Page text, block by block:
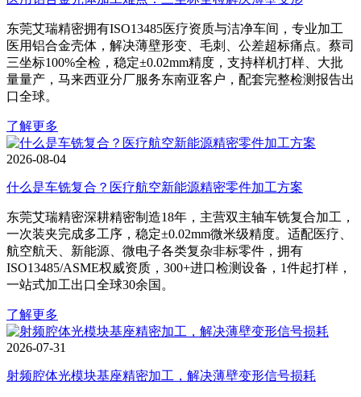
东莞艾瑞精密拥有ISO13485医疗资质与洁净车间，专业加工
医用铝合金壳体，解决薄壁形变、毛刺、公差超标痛点。蔡司
三坐标100%全检，稳定±0.02mm精度，支持样机打样、大批
量量产，马来西亚分厂服务东南亚客户，配套完整检测报告出
口全球。
了解更多
2026-08-04
什么是车铣复合？医疗航空新能源精密零件加工方案
东莞艾瑞精密深耕精密制造18年，主营双主轴车铣复合加工，
一次装夹完成多工序，稳定±0.02mm微米级精度。适配医疗、
航空航天、新能源、微电子各类复杂非标零件，拥有
ISO13485/ASME权威资质，300+进口检测设备，1件起打样，
一站式加工出口全球30余国。
了解更多
2026-07-31
射频腔体光模块基座精密加工，解决薄壁变形信号损耗